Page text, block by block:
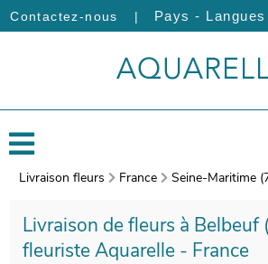
Contactez-nous | Pays -
Livraison fleurs France Seine-Maritime
Livraison de fleurs à Belbeuf
fleuriste Aquarelle - France